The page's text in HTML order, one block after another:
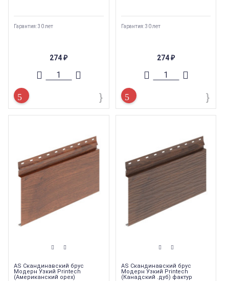
Гарантия: 30 лет
274₽
Гарантия: 30 лет
274₽
AS Скандинавский брус
Модерн Узкий Printech
(Американский орех)
AS Скандинавский брус
Модерн Узкий Printech
(Канадский .дуб) фактур